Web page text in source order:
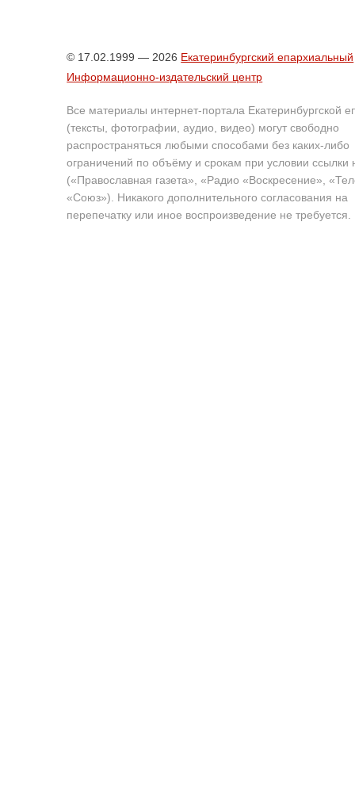
© 17.02.1999 — 2026 Екатеринбургский епархиальный
Информационно-издательский центр
Все материалы интернет-портала Екатеринбургской
(тексты, фотографии, аудио, видео) могут свободно
распространяться любыми способами без каких-либо
ограничений по объёму и срокам при условии ссылки
(«Православная газета», «Радио «Воскресение»,
«Союз»). Никакого дополнительного согласования на
перепечатку или иное воспроизведение не требуется.